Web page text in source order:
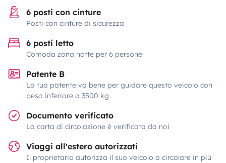
6 posti con cinture
Posti con cinture di sicurezza
6 posti letto
Comoda zona notte per 6 persone
Patente B
La tua patente va bene per guidare questo veicolo con
peso inferiore a 3500 kg
Documento verificato
La carta di circolazione è verificata da noi
Viaggi all'estero autorizzati
Il proprietario autorizza il suo veicolo a circolare in più